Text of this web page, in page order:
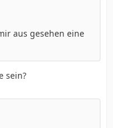
aus gesehen eine
sein?